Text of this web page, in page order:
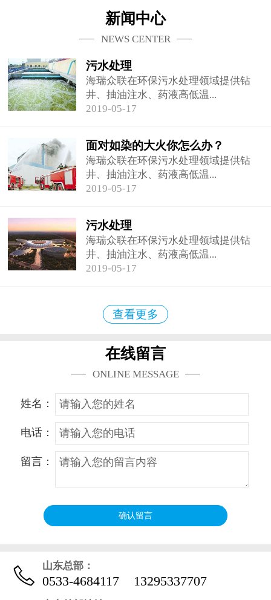
新闻中心
NEWS CENTER
污水处理
海瑞众联在环保污水处理领域提供钻
井、抽油注水、药液高低温...
2019-05-17
面对如染的大火你怎么办？
海瑞众联在环保污水处理领域提供钻
井、抽油注水、药液高低温...
2019-05-17
污水处理
海瑞众联在环保污水处理领域提供钻
井、抽油注水、药液高低温...
2019-05-17
查看更多
在线留言
ONLINE MESSAGE
姓名：
电话：
留言：
山东总部：
0533-4684117 13295337707